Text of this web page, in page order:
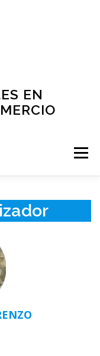
EN
Menú